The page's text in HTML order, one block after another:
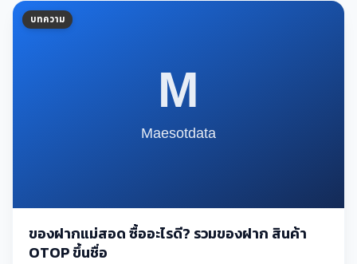
บทความ
ของฝากแม่สอด ซื้ออะไรดี? รวมของฝาก สินค้า
OTOP ขึ้นชื่อ